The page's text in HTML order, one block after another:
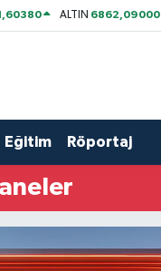
ALTIN 6862,09000
Eğitim Röportaj